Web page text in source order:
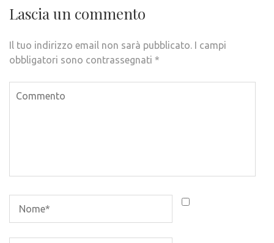
Lascia un commento
Il tuo indirizzo email non sarà pubblicato. I campi
obbligatori sono contrassegnati *